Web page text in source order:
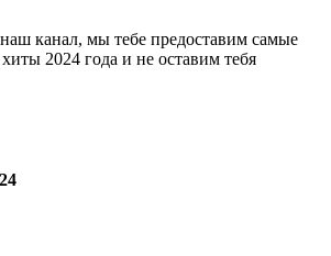
канал, мы тебе предоставим самые
2024 года и не оставим тебя